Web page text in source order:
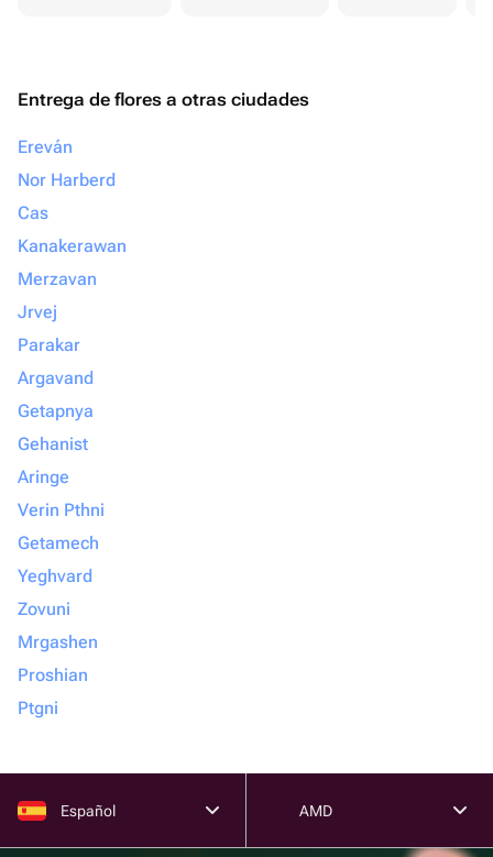
Entrega de flores a otras ciudades
Ereván
Nor Harberd
Cas
Kanakerawan
Merzavan
Jrvej
Parakar
Argavand
Getapnya
Gehanist
Aringe
Verin Pthni
Getamech
Yeghvard
Zovuni
Mrgashen
Proshian
Ptgni
Español AMD